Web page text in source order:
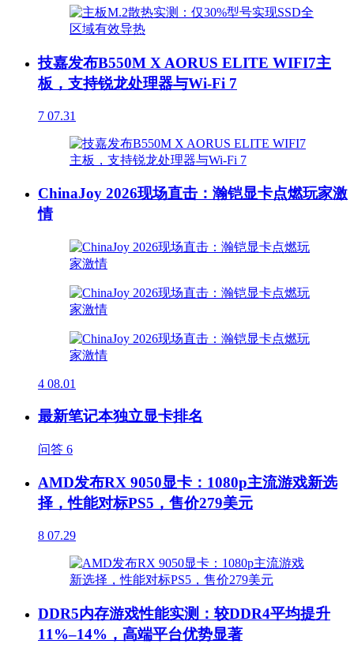
技嘉发布B550M X AORUS ELITE WIFI7主
板，支持锐龙处理器与Wi-Fi 7
7 07.31
ChinaJoy 2026现场直击：瀚铠显卡点燃玩家激
情
4 08.01
最新笔记本独立显卡排名
问答 6
AMD发布RX 9050显卡：1080p主流游戏新选
择，性能对标PS5，售价279美元
8 07.29
DDR5内存游戏性能实测：较DDR4平均提升
11%–14%，高端平台优势显著